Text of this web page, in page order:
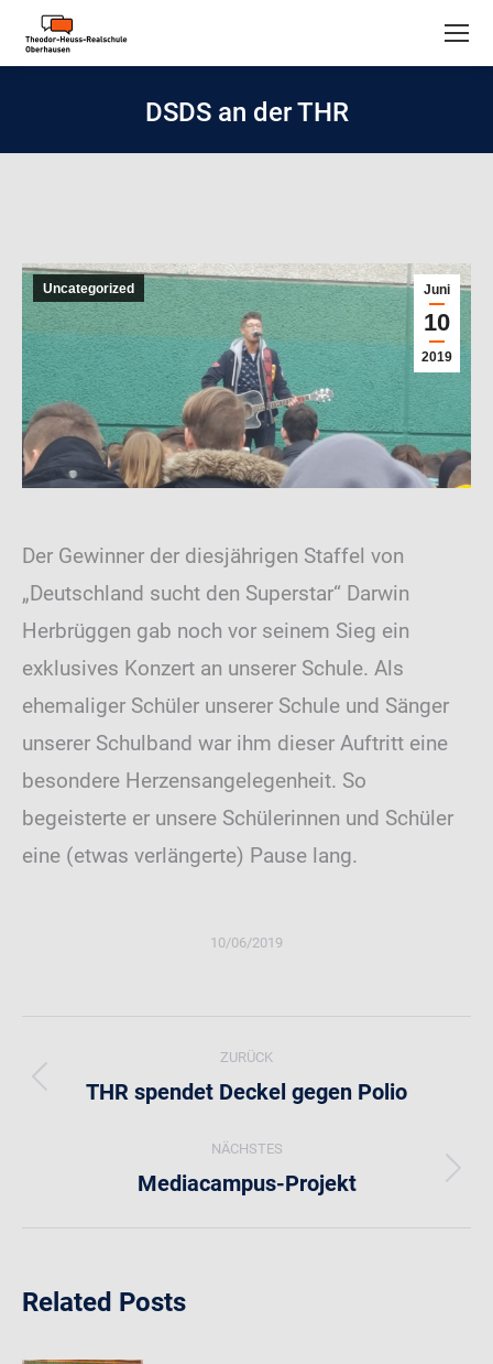
DSDS an der THR
Juni
10
2019
Uncategorized
Der Gewinner der diesjährigen Staffel von
„Deutschland sucht den Superstar“ Darwin
Herbrüggen gab noch vor seinem Sieg ein
exklusives Konzert an unserer Schule. Als
ehemaliger Schüler unserer Schule und Sänger
unserer Schulband war ihm dieser Auftritt eine
besondere Herzensangelegenheit. So
begeisterte er unsere Schülerinnen und Schüler
eine (etwas verlängerte) Pause lang.
10/06/2019
Kommentarnavigation
ZURÜCK
Vorheriger
THR spendet Deckel gegen Polio
NÄCHSTES
Nächster
Mediacampus-Projekt
Related Posts